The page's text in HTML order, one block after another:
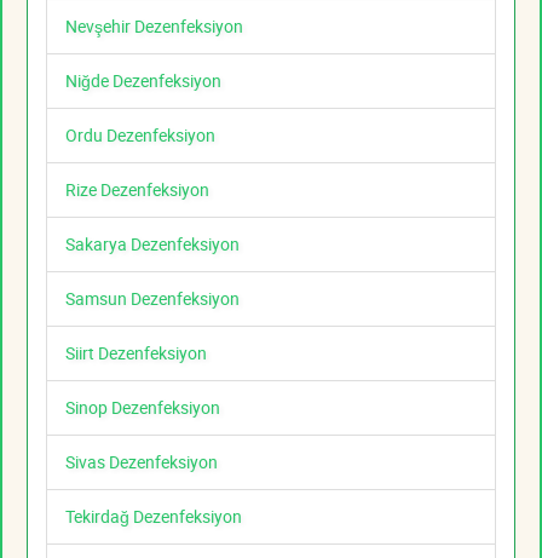
Nevşehir Dezenfeksiyon
Niğde Dezenfeksiyon
Ordu Dezenfeksiyon
Rize Dezenfeksiyon
Sakarya Dezenfeksiyon
Samsun Dezenfeksiyon
Siirt Dezenfeksiyon
Sinop Dezenfeksiyon
Sivas Dezenfeksiyon
Tekirdağ Dezenfeksiyon